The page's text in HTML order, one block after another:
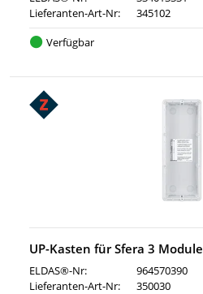
Lieferanten-Art-Nr:
345102
Verfügbar
UP-Kasten für Sfera 3 Module
ELDAS®-Nr:
964570390
Lieferanten-Art-Nr:
350030